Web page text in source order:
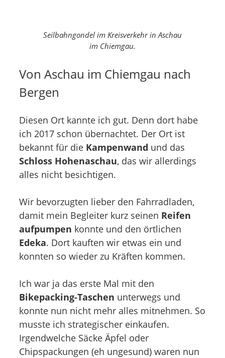
Seilbahngondel im Kreisverkehr in Aschau
im Chiemgau.
Von Aschau im Chiemgau nach
Bergen
Diesen Ort kannte ich gut. Denn dort habe
ich 2017 schon übernachtet. Der Ort ist
bekannt für die Kampenwand und das
Schloss Hohenaschau, das wir allerdings
alles nicht besichtigen.
Wir bevorzugten lieber den Fahrradladen,
damit mein Begleiter kurz seinen Reifen
aufpumpen konnte und den örtlichen
Edeka. Dort kauften wir etwas ein und
konnten so wieder zu Kräften kommen.
Ich war ja das erste Mal mit den
Bikepacking-Taschen unterwegs und
konnte nun nicht mehr alles mitnehmen. So
musste ich strategischer einkaufen.
Irgendwelche Säcke Äpfel oder
Chipspackungen (eh ungesund) waren nun